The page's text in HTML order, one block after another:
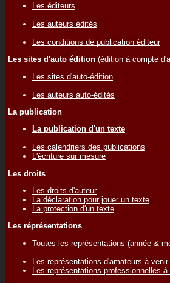
Les éditeurs
Les auteurs édités
Les conditions de publication éditeur
Les sites d'auto édition (édition à compte
Les sites d'auto-édition
Les auteurs auto-édités
La publication
La publication d'un texte
Les calendriers des publications
L'écriture sur mesure
Les droits
Les droits d'auteur
La déclaration pour jouer un texte
La protection d'un texte
Les réprésentations
Toutes les représentations (année &
Les représentations d'amateurs à venir
Les représentations professionnelles à